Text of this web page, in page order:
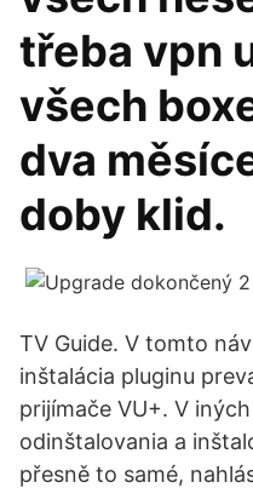
třeba vpn
všech
dva
doby klid.
TV Guide. V tomto
inštalácia pluginu
prijímače VU+. V
odinštalovania a
přesně to samé,